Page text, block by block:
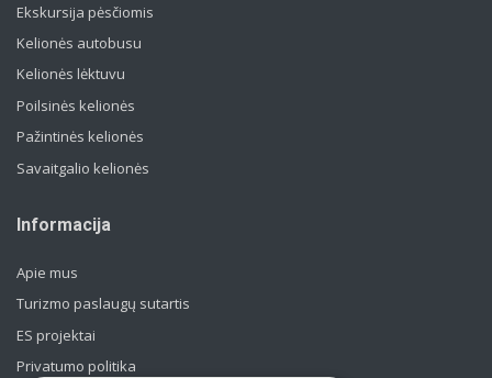
Ekskursija pėsčiomis
Kelionės autobusu
Kelionės lėktuvu
Poilsinės kelionės
Pažintinės kelionės
Savaitgalio kelionės
Informacija
Apie mus
Turizmo paslaugų sutartis
ES projektai
Privatumo politika